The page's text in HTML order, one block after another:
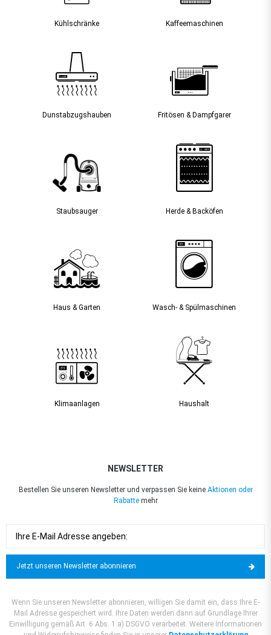
Kühlschränke Kaffee­maschinen
Dunst­abzugs­hauben Fritösen & Dampfgarer
Staubsauger­ Herde & Backöfen
Haus & Garten Wasch- & Spülmaschinen
Klimaanlagen Haushalt
NEWSLETTER
Bestellen Sie unseren Newsletter und verpassen Sie keine Aktionen oder
Rabattemehr
Jetzt unseren Newsletter abonnieren
Wenn Sie unseren Newsletter abonnieren, willigen Sie damit ein, dass Ihre E-
Mail Adresse gespeichert wird. Ihre Daten werden dann auf Grundlage Ihrer
Einwilligung gemäß Art. 6 Abs. 1 a) DSGVO verarbeitet. Weitere Informationen